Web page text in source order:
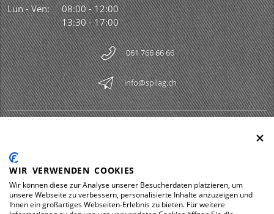
Lun - Ven:
08:00 - 12:00
13:30 - 17:00
061 766 66 66
info@spilag.ch
LEGAL
DOWNLOADS
WIR VERWENDEN COOKIES
Wir können diese zur Analyse unserer Besucherdaten platzieren, um
unsere Webseite zu verbessern, personalisierte Inhalte anzuzeigen und
Ihnen ein großartiges Webseiten-Erlebnis zu bieten. Für weitere